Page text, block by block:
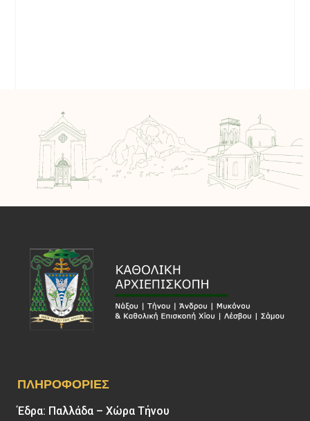
ΠΛΗΡΟΦΟΡΊΕΣ
Έδρα: Παλλάδα – Χώρα Τήνου